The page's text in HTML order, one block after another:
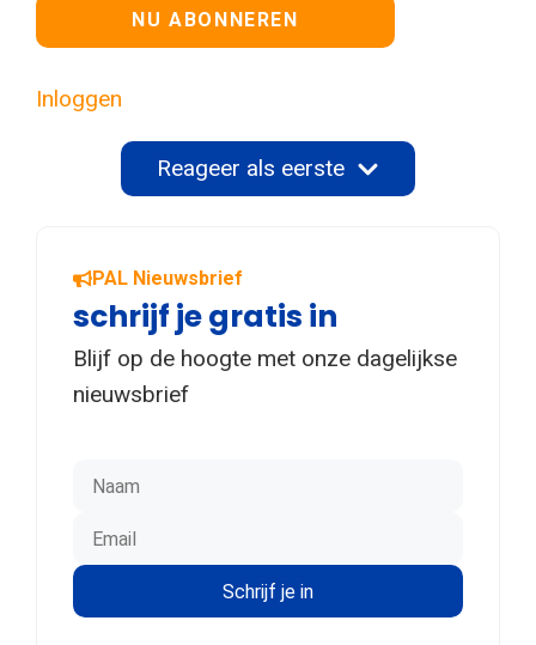
Geen waarde
Inloggen
Reageer als eerste
PAL Nieuwsbrief
schrijf je gratis in
Blijf op de hoogte met onze dagelijkse
nieuwsbrief